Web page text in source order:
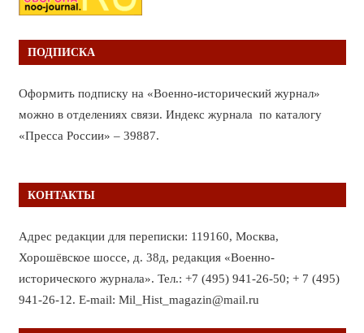
ПОДПИСКА
Оформить подписку на «Военно-исторический журнал»
можно в отделениях связи. Индекс журнала по каталогу
«Пресса России» – 39887.
КОНТАКТЫ
Адрес редакции для переписки: 119160, Москва,
Хорошёвское шоссе, д. 38д, редакция «Военно-
исторического журнала». Тел.: +7 (495) 941-26-50; + 7 (495)
941-26-12. E-mail: Mil_Hist_magazin@mail.ru